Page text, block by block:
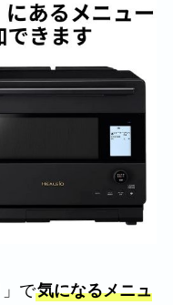
」で気になるメニュ